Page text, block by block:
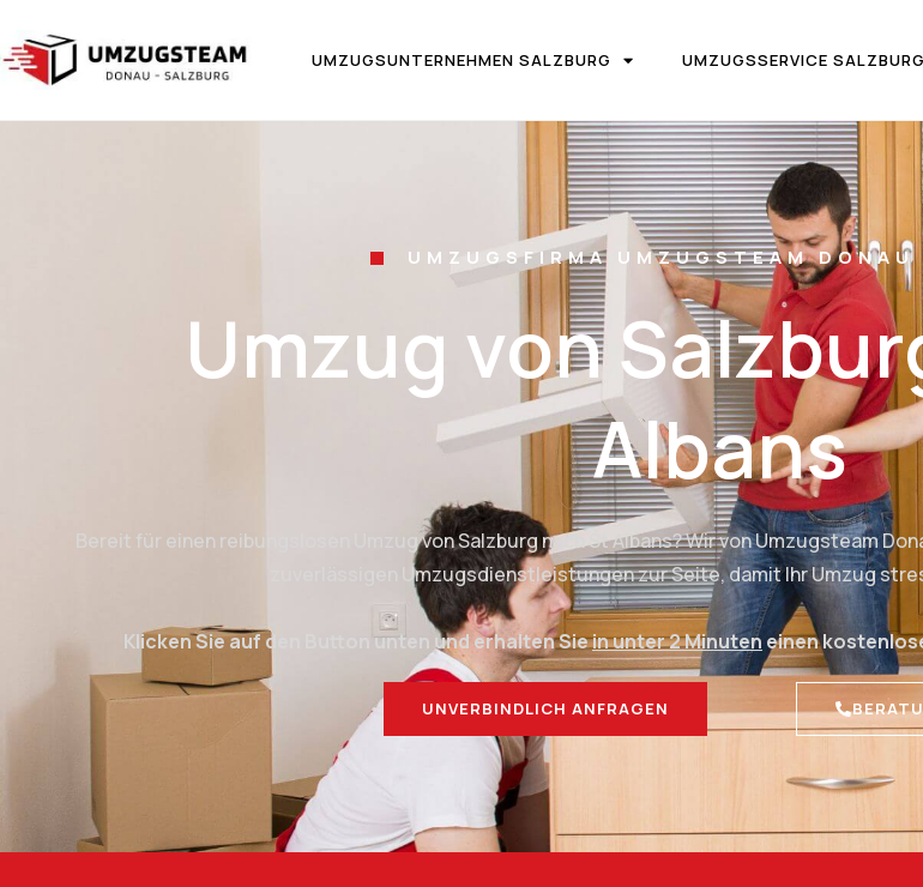
UMZUGSUNTERNEHMEN SALZBURG UMZUGSSERVICE SALZBURG
UMZUGSFIRMA UMZUGSTEAM DONAU
Umzug von
Albans
Bereit für einen reibungslosen Umzug von Salzburg nach St Albans? Wir von Umzugsteam
zuverlässigen Umzugsdienstleistungen zur Seite, damit Ihr Umzug
Klicken Sie auf den Button unten und erhalten Siein unter 2 Minuten einen
UNVERBINDLICH ANFRAGEN